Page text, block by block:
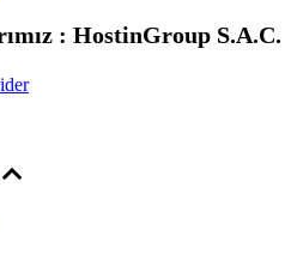
: HostinGroup S.A.C.